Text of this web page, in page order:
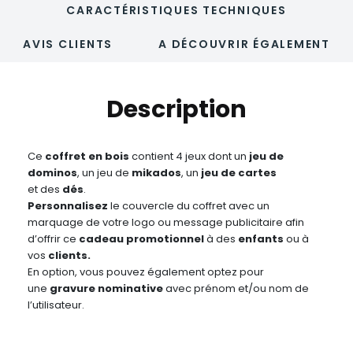
CARACTÉRISTIQUES TECHNIQUES
AVIS CLIENTS A DÉCOUVRIR ÉGALEMENT
Description
Ce coffret en bois contient 4 jeux dont un jeu de
dominos, un jeu de mikados, un jeu de cartes
et des dés.
Personnalisez le couvercle du coffret avec un
marquage de votre logo ou message publicitaire afin
d’offrir ce cadeau promotionnelà des enfants ou à
vos clients.
En option, vous pouvez également optez pour
une gravure nominativeavec prénom et/ou nom de
l’utilisateur.